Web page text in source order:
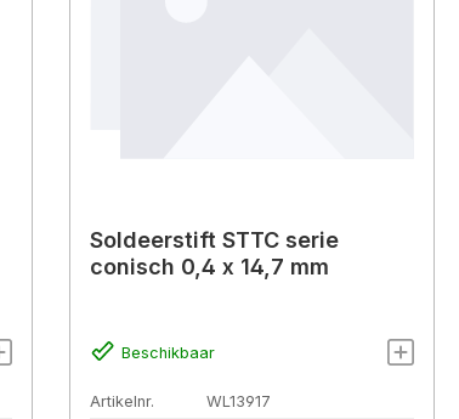
Soldeerstift STTC serie
conisch 0,4 x 14,7 mm
Beschikbaar
Artikelnr. WL13917